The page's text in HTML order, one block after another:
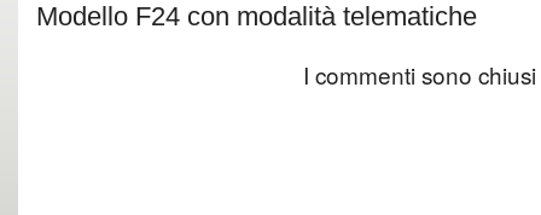
Modello F24 con modalità telematiche
I commenti sono chiusi